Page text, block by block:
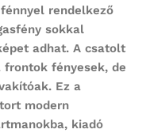
rendelkező
sokkal
adhat. A csatolt
fényesek, de
Ez a
modern
kiadó